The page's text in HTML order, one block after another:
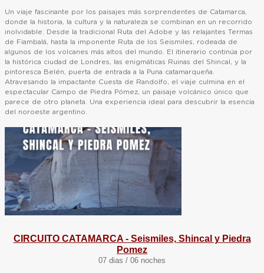
Un viaje fascinante por los paisajes más sorprendentes de Catamarca,
donde la historia, la cultura y la naturaleza se combinan en un recorrido
inolvidable. Desde la tradicional Ruta del Adobe y las relajantes Termas
de Fiambalá, hasta la imponente Ruta de los Seismiles, rodeada de
algunos de los volcanes más altos del mundo. El itinerario continúa por
la histórica ciudad de Londres, las enigmáticas Ruinas del Shincal, y la
pintoresca Belén, puerta de entrada a la Puna catamarqueña.
Atravesando la impactante Cuesta de Randolfo, el viaje culmina en el
espectacular Campo de Piedra Pómez, un paisaje volcánico único que
parece de otro planeta. Una experiencia ideal para descubrir la esencia
del noroeste argentino.
CIRCUITO CATAMARCA - Seismiles, Shincal y Piedra
Pomez
07 dias / 06 noches